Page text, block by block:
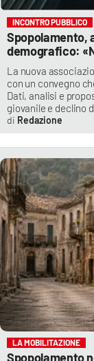
INCONTRO PUBBLICO
Spopolamento,
demografico:
La nuova
con un convegno
Dati, analisi e
giovanile e declino
Redazione
LA MOBILITAZIONE
Spopolamento